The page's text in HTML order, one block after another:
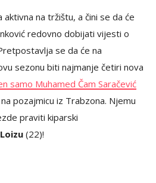
aktivna na tržištu, a čini se da će
redovno dobijati vijesti o
se da će na
sezonu biti najmanje četiri nova
samo Muhamed Čam Saračević
pozajmicu iz Trabzona. Njemu
praviti kiparski
(22)!